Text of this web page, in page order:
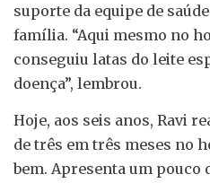
suporte da equipe de
família. “Aqui mesmo no
conseguiu latas do leite
doença”, lembrou.
Hoje, aos seis anos, Ravi
de três em três meses no
bem. Apresenta um pouco